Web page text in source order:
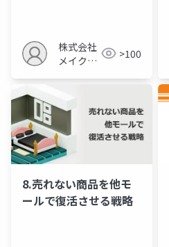
株式会社
メイクア
>100
8.売れない商品を他モ
ールで復活させる戦略